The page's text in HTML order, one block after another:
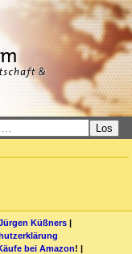
Los
Küßners |
bei Amazon! |